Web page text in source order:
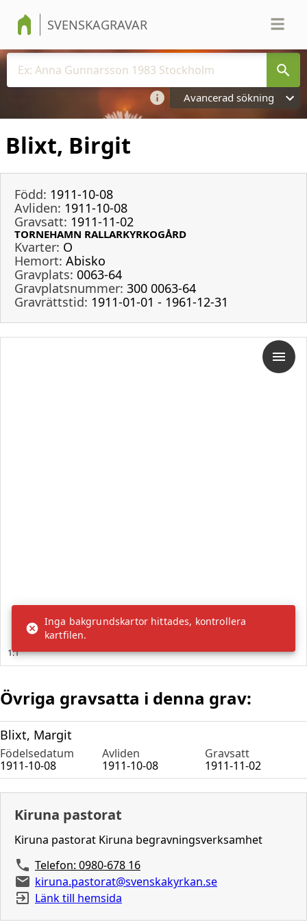
SVENSKAGRAVAR
Avancerad sökning
Blixt, Birgit
Född: 1911-10-08
Avliden: 1911-10-08
Gravsatt: 1911-11-02
TORNEHAMN RALLARKYRKOGÅRD
Kvarter: O
Hemort: Abisko
Gravplats: 0063-64
Gravplatsnummer: 300 0063-64
Gravrättstid: 1911-01-01 - 1961-12-31
Övriga gravsatta i denna grav:
Blixt, Margit
Födelsedatum Avliden
Gravsatt
1911-10-08
1911-10-08 1911-11-02
Kiruna pastorat
Kiruna pastorat Kiruna begravningsverksamhet
Telefon: 0980-678 16
kiruna.pastorat@svenskakyrkan.se
Länk till hemsida